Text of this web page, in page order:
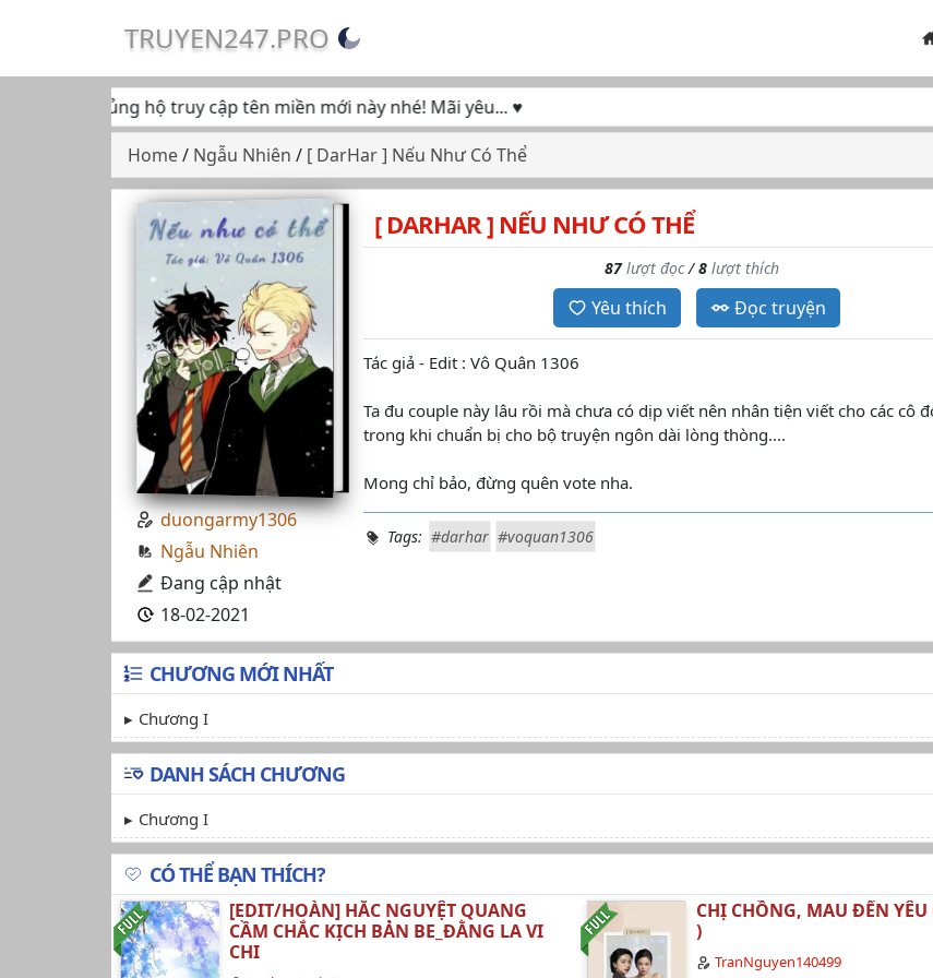
TRUYEN247.PRO
tiếp tục ủng hộ truy cập tên miền mới này nhé! Mãi yêu... ♥
Home/ Ngẫu Nhiên / [ DarHar ] Nếu Như Có Thể
duongarmy1306
Ngẫu Nhiên
Đang cập nhật
18-02-2021
[ DARHAR ] NẾU NHƯ CÓ THỂ
87 lượt đọc/8 lượt thích
Yêu thích Đọc truyện
Tác giả - Edit : Vô Quân 1306
Ta đu couple này lâu rồi mà chưa có dịp viết nên nhân tiện viết cho các cô
trong khi chuẩn bị cho bộ truyện ngôn dài lòng thòng....
Mong chỉ bảo, đừng quên vote nha.
Tags: #darhar #voquan1306
CHƯƠNG MỚI NHẤT
Chương I
DANH SÁCH CHƯƠNG
Chương I
CÓ THỂ BẠN THÍCH?
[EDIT/HOÀN] HẮC NGUYỆT QUANG
CẦM CHẮC KỊCH BẢN BE_ĐẰNG LA VI
CHI
CHỊ CHỒNG, MAU ĐẾN YÊU
)
TranNguyen140499